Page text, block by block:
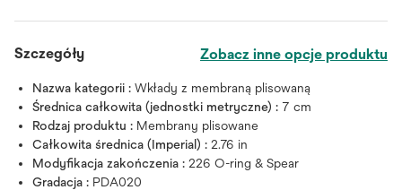
Szczegóły Zobacz inne opcje produktu
Nazwa kategorii : Wkłady z membraną plisowaną
Średnica całkowita (jednostki metryczne) : 7 cm
Rodzaj produktu : Membrany plisowane
Całkowita średnica (Imperial) : 2.76 in
Modyfikacja zakończenia : 226 O-ring & Spear
Gradacja : PDA020